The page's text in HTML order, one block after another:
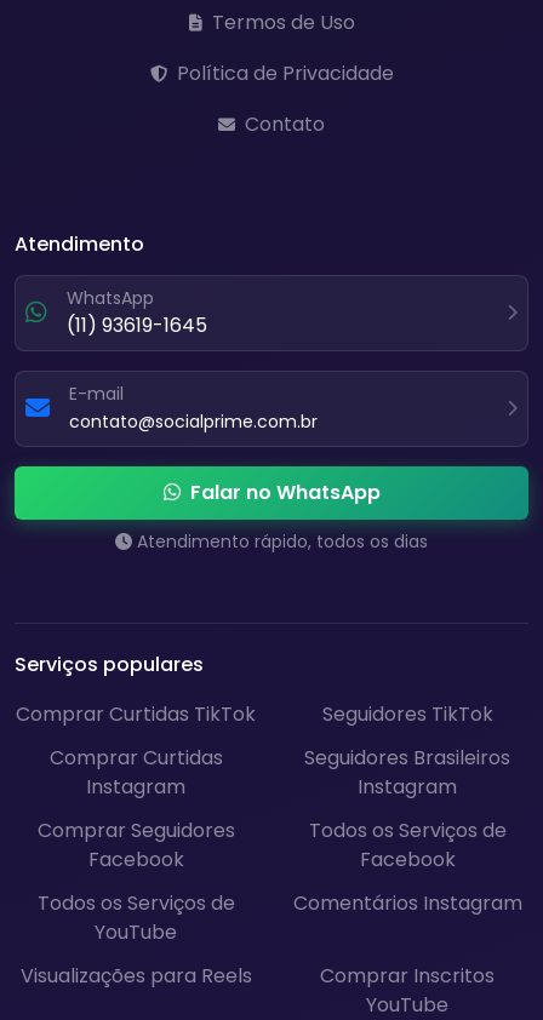
Termos de Uso
Política de Privacidade
Contato
Atendimento
WhatsApp
(11) 93619-1645
E-mail
contato@socialprime.com.br
Falar no WhatsApp
Atendimento rápido, todos os dias
Serviços populares
Comprar Curtidas TikTok
Seguidores TikTok
Comprar Curtidas
Instagram
Seguidores Brasileiros
Instagram
Comprar Seguidores
Facebook
Todos os Serviços de
Facebook
Todos os Serviços de
YouTube
Comentários Instagram
Visualizações para Reels
Comprar Inscritos
YouTube